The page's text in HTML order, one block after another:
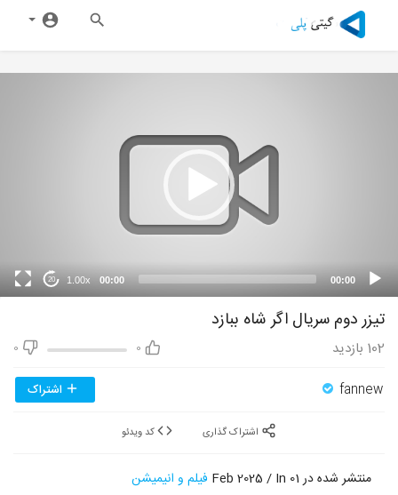
00:00
00:00
1.00x
20
تیزر دوم سریال اگر شاه ببازد
0
0 102 بازدید
fannew اشتراک
منتشر شده در 01 Feb 2025 / In فیلم و انیمیشن